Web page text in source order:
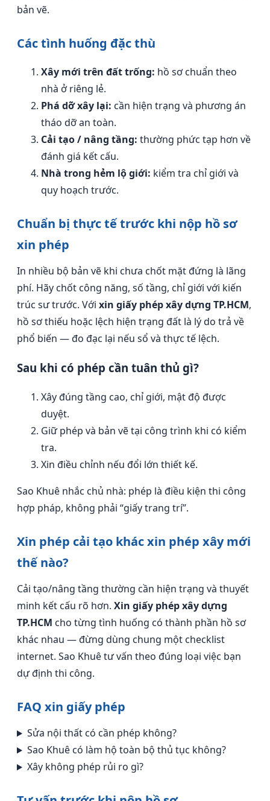
bản vẽ.
Các tình huống đặc thù
Xây mới trên đất trống: hồ sơ chuẩn theo
nhà ở riêng lẻ.
Phá dỡ xây lại: cần hiện trạng và phương án
tháo dỡ an toàn.
Cải tạo / nâng tầng: thường phức tạp hơn về
đánh giá kết cấu.
Nhà trong hẻm lộ giới: kiểm tra chỉ giới và
quy hoạch trước.
Chuẩn bị thực tế trước khi nộp hồ sơ
xin phép
In nhiều bộ bản vẽ khi chưa chốt mặt đứng là lãng
phí. Hãy chốt công năng, số tầng, chỉ giới với kiến
trúc sư trước. Với xin giấy phép xây dựng TP.HCM,
hồ sơ thiếu hoặc lệch hiện trạng đất là lý do trả về
phổ biến — đo đạc lại nếu sổ và thực tế lệch.
Sau khi có phép cần tuân thủ gì?
Xây đúng tầng cao, chỉ giới, mật độ được
duyệt.
Giữ phép và bản vẽ tại công trình khi có kiểm
tra.
Xin điều chỉnh nếu đổi lớn thiết kế.
Sao Khuê nhắc chủ nhà: phép là điều kiện thi công
hợp pháp, không phải “giấy trang trí”.
Xin phép cải tạo khác xin phép xây mới
thế nào?
Cải tạo/nâng tầng thường cần hiện trạng và thuyết
minh kết cấu rõ hơn. Xin giấy phép xây dựng
TP.HCM cho từng tình huống có thành phần hồ sơ
khác nhau — đừng dùng chung một checklist
internet. Sao Khuê tư vấn theo đúng loại việc bạn
dự định thi công.
FAQ xin giấy phép
Sửa nội thất có cần phép không?
Sao Khuê có làm hộ toàn bộ thủ tục không?
Xây không phép rủi ro gì?